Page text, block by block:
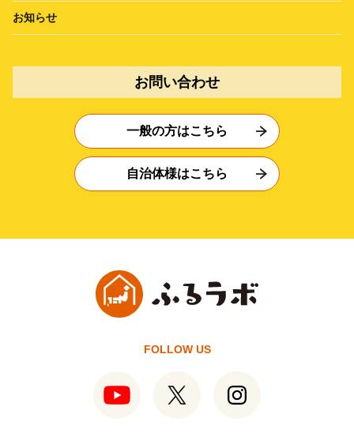
お知らせ
お問い合わせ
一般の方はこちら
自治体様はこちら
FOLLOW US